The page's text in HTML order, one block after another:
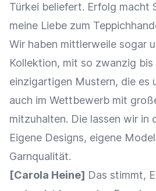
Türkei beliefert. Erfolg macht
meine Liebe zum
Wir haben mittlerweile sogar
Kollektion, mit so zwanzig bis
einzigartigen Mustern, die es
auch im Wettbewerb mit
mitzuhalten. Die lassen wir in
Eigene Designs, eigene
Garnqualität.
[Carola Heine] Das stimmt,